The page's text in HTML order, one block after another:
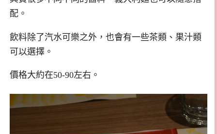
配。
飲料除了汽水可樂之外，也會有一些茶類、果汁類
可以選擇。
價格大約在50-90左右。